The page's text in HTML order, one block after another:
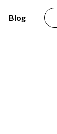
Blog